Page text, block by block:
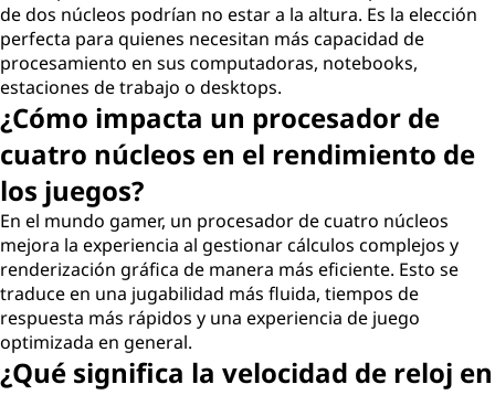
de dos núcleos podrían no estar a la altura. Es la elección
perfecta para quienes necesitan más capacidad de
procesamiento en sus computadoras, notebooks,
estaciones de trabajo o desktops.
¿Cómo impacta un procesador de
cuatro núcleos en el rendimiento de
los juegos?
En el mundo gamer, un procesador de cuatro núcleos
mejora la experiencia al gestionar cálculos complejos y
renderización gráfica de manera más eficiente. Esto se
traduce en una jugabilidad más fluida, tiempos de
respuesta más rápidos y una experiencia de juego
optimizada en general.
¿Qué significa la velocidad de reloj en